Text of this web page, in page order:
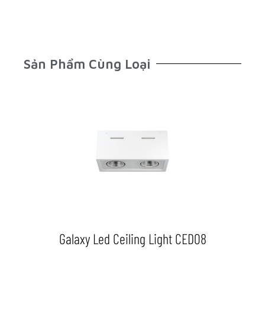
Sản Phẩm Cùng Loại
Galaxy Led Ceiling Light CED08